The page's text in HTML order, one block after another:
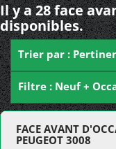
Il y a 28 face
disponibles.
Trier par :
Filtre : Neuf +
FACE AVANT
PEUGEOT 3008